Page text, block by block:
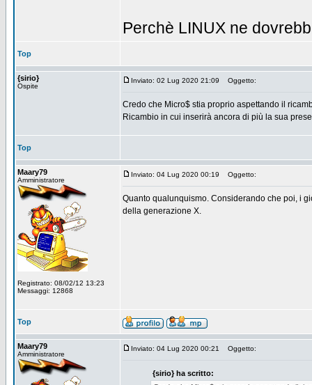
Perchè LINUX ne
Top
{sirio}
Ospite
Inviato: 02 Lug 2020 21:09 Oggetto:
Credo che Micro$ stia proprio aspettando il
Ricambio in cui inserirà ancora di più la sua
Top
Maary79
Amministratore
Registrato: 08/02/12 13:23
Messaggi: 12868
Inviato: 04 Lug 2020 00:19 Oggetto:
Quanto qualunquismo. Considerando che poi, i
della generazione X.
Top
Maary79
Amministratore
Inviato: 04 Lug 2020 00:21 Oggetto:
{sirio} ha scritto: